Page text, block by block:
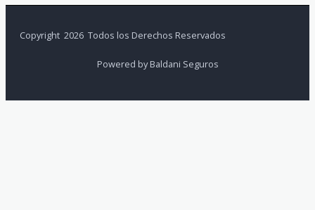
Copyright 2026 Todos los Derechos Reservados
Powered by Baldani Seguros